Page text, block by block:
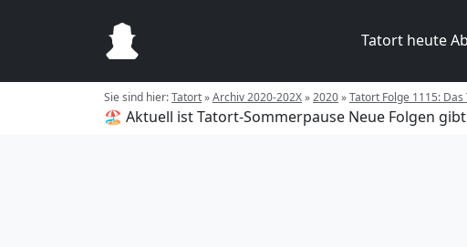
Tatort heute
Sie sind hier:Tatort»Archiv 2020-202X»2020»Tatort Folge 1115: Das
🏖️ Aktuell ist Tatort-Sommerpause Neue Folgen